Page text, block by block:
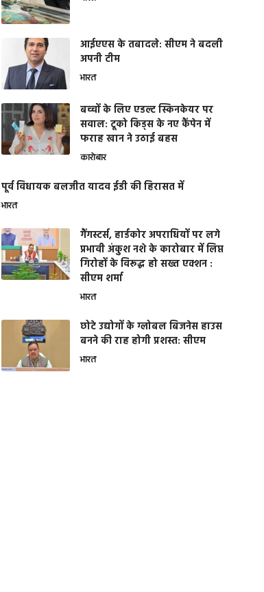
आईएएस के तबादले: सीएम ने बदली
अपनी टीम
भारत
बच्चों के लिए एडल्ट स्किनकेयर पर
सवाल: टूको किड्स के नए कैंपेन में
फराह खान ने उठाई बहस
कारोबार
पूर्व विधायक बलजीत यादव ईडी की हिरासत में
भारत
गैंगस्टर्स, हार्डकोर अपराधियों पर लगे
प्रभावी अंकुश नशे के कारोबार में लिप्त
गिरोहों के विरूद्ध हो सख्त एक्शन :
सीएम शर्मा
भारत
छोटे उद्योगों के ग्लोबल बिजनेस हाउस
बनने की राह होगी प्रशस्त: सीएम
भारत